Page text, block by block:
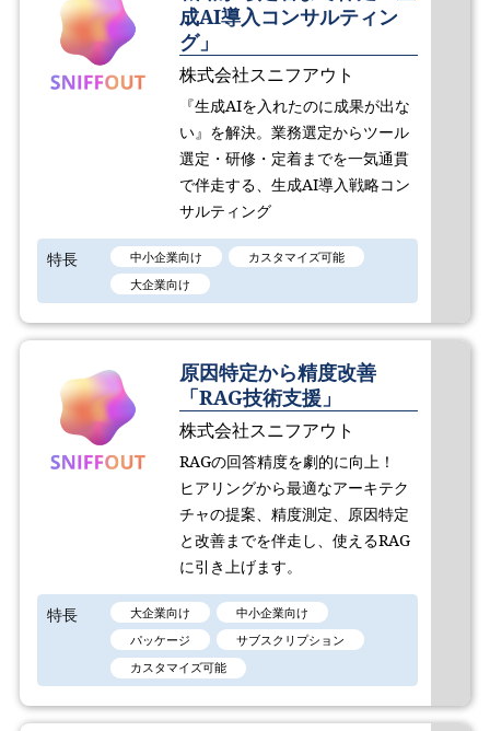
成AI導入コンサルティン
グ」
株式会社スニフアウト
『生成AIを入れたのに成果が出な
い』を解決。業務選定からツール
選定・研修・定着までを一気通貫
で伴走する、生成AI導入戦略コン
サルティング
特長 中小企業向け
カスタマイズ可能
大企業向け
原因特定から精度改善
「RAG技術支援」
株式会社スニフアウト
RAGの回答精度を劇的に向上！
ヒアリングから最適なアーキテク
チャの提案、精度測定、原因特定
と改善までを伴走し、使えるRAG
に引き上げます。
特長 大企業向け
中小企業向け
パッケージ
サブスクリプション
カスタマイズ可能